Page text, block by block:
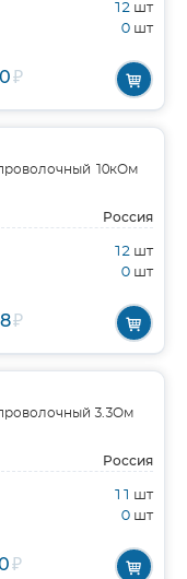
12 шт
0 шт
₽
10кОм
Россия
12 шт
0 шт
₽
3.3Ом
Россия
11 шт
0 шт
₽